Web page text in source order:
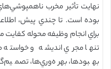
نهايت تأثير مخرب
بوده است. تا چندي پيش،
براي انجام وظيفه محوله كفايت
تنها مجري انديشه و خواسته
بهبودها، بهره‌وري‌ها،